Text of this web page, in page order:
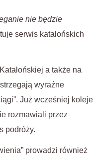
nie będzie
serwis katalońskich
a także na
wyraźne
Już wcześniej koleje
rozmawiali przez
podróży.
prowadzi również